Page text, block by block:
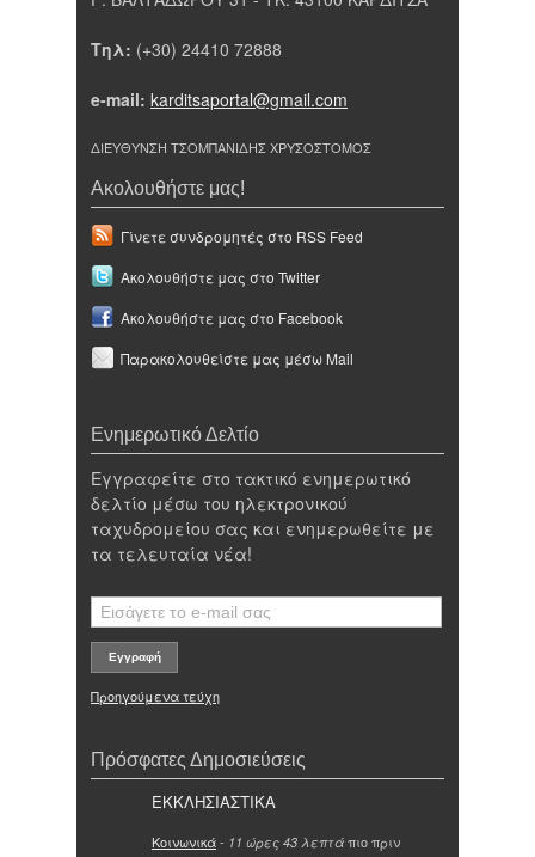
Τηλ: (+30) 24410 72888
e-mail: karditsaportal@gmail.com
ΔΙΕΥΘΥΝΣΗ ΤΣΟΜΠΑΝΙΔΗΣ ΧΡΥΣΟΣΤΟΜΟΣ
Ακολουθήστε μας!
Γίνετε συνδρομητές στο RSS Feed
Ακολουθήστε μας στο Twitter
Ακολουθήστε μας στο Facebook
Παρακολουθείστε μας μέσω Mail
Ενημερωτικό Δελτίο
Εγγραφείτε στο τακτικό ενημερωτικό
δελτίο μέσω του ηλεκτρονικού
ταχυδρομείου σας και ενημερωθείτε με
τα τελευταία νέα!
Προηγούμενα τεύχη
Πρόσφατες Δημοσιεύσεις
ΕΚΚΛΗΣΙΑΣΤΙΚΑ
Κοινωνικά- 11 ώρες 43 λεπτά πιο πριν